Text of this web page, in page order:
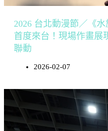
2026 台北動漫節／《
首度來台！現場作畫展
聯動
2026-02-07